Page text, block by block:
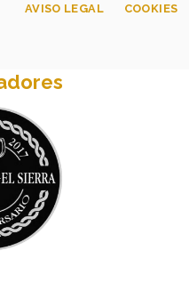
AVISO LEGAL COOKIES